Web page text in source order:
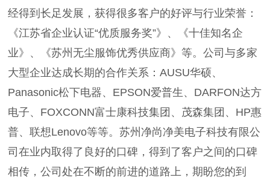
经得到长足发展，获得很多客户的好评与行业荣誉：
《江苏省企业认证“优质服务奖”》、《十佳知名企
业》、《苏州无尘服饰优秀供应商》等。公司与多家
大型企业达成长期的合作关系：AUSU华硕、
Panasonic松下电器、EPSON爱普生、DARFON达方
电子、FOXCONN富士康科技集团、茂森集团、HP惠
普、联想Lenovo等等。苏州净尚净美电子科技有限公
司在业内取得了良好的口碑，得到了客户之间的口碑
相传，公司处在不断的前进的道路上，期盼您的到